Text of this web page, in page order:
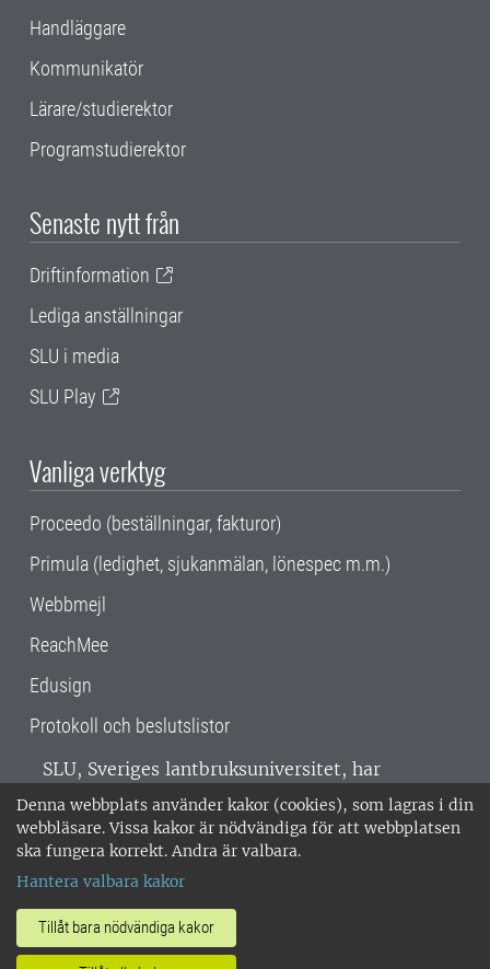
Denna webbplats använder kakor (cookies), som lagras i din
webbläsare. Vissa kakor är nödvändiga för att webbplatsen
ska fungera korrekt. Andra är valbara.
Hantera valbara kakor
Tillåt bara nödvändiga kakor
Handläggare
Kommunikatör
Lärare/studierektor
Programstudierektor
Senaste nytt från
Driftinformation
Lediga anställningar
SLU i media
SLU Play
Vanliga verktyg
Proceedo (beställningar, fakturor)
Primula (ledighet, sjukanmälan, lönespec m.m.)
Webbmejl
ReachMee
Edusign
Protokoll och beslutslistor
SLU, Sveriges lantbruksuniversitet, har
verksamhet över hela Sverige. Huvudorter är
Alnarp, Uppsala och Umeå.SLU är
miljöcertifierat enligt ISO 14001. •
018-67 10 00 • Org nr: 202100-2817 •
Om SLU:s webbplatser
•Hantera kakor•Behandling av